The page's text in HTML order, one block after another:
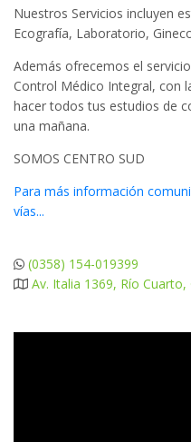
Nuestros Servicios incluyen
Ecografía, Laboratorio,
Además ofrecemos el
Control Médico Integral, con
hacer todos tus estudios de
una mañana.
SOMOS CENTRO SUD
Para más información
vías...
(0358) 154-019399
Av. Italia 1369, Río Cuarto,